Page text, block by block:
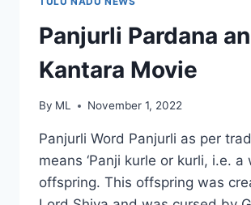
Panjurli Pardana
Kantara Movie
By ML November 1, 2022
Panjurli Word Panjurli as per
means ‘Panji kurle or kurli, i.e. a
offspring. This offspring was